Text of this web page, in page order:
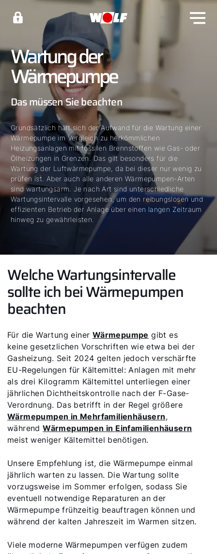
Wartung der
Wärmepumpe
Das müssen Sie beachten
Grundsätzlich hält sich der Aufwand für die Wartung einer
Wärmepumpe im Vergleich zu herkömmlichen
Heizungsanlagen mit fossilen Brennstoffen wie Gas- oder
Ölheizungen in Grenzen. Das gilt besonders für die
Wartung der Luftwärmepumpe, da bei dieser nur wenig zu
prüfen ist. Aber auch alle anderen Wärmepumpen-Arten
sind wartungsarm. Je nach Art sind unterschiedliche
Wartungsintervalle vorgesehen, um den reibungslosen und
effizienten Betrieb der Anlage über einen langen Zeitraum
hinweg zu gewährleisten.
Welche Wartungsintervalle
sollte ich bei Wärmepumpen
beachten
Für die Wartung einer Wärmepumpe gibt es
keine gesetzlichen Vorschriften wie etwa bei der
Gasheizung. Seit 2024 gelten jedoch verschärfte
EU-Regelungen für Kältemittel: Anlagen mit mehr
als drei Kilogramm Kältemittel unterliegen einer
jährlichen Dichtheitskontrolle nach der F-Gase-
Verordnung. Das betrifft in der Regel größere
Wärmepumpen in Mehrfamilienhäusern,
währendWärmepumpen in Einfamilienhäusern
meist weniger Kältemittel benötigen.
Unsere Empfehlung ist, die Wärmepumpe einmal
jährlich warten zu lassen. Die Wartung sollte
vorzugsweise im Sommer erfolgen, sodass Sie
eventuell notwendige Reparaturen an der
Wärmepumpe frühzeitig beauftragen können und
während der kalten Jahreszeit im Warmen sitzen.
Viele moderne Wärmepumpen verfügen zudem